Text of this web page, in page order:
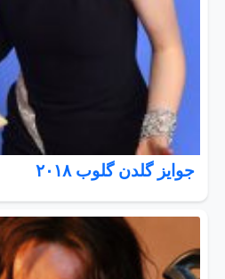
جوایز گلدن گلوب ۲۰۱۸